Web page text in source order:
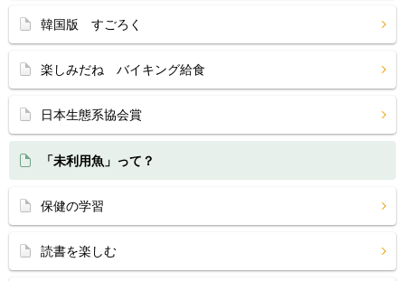
韓国版 すごろく
楽しみだね バイキング給食
日本生態系協会賞
「未利用魚」って？
保健の学習
読書を楽しむ